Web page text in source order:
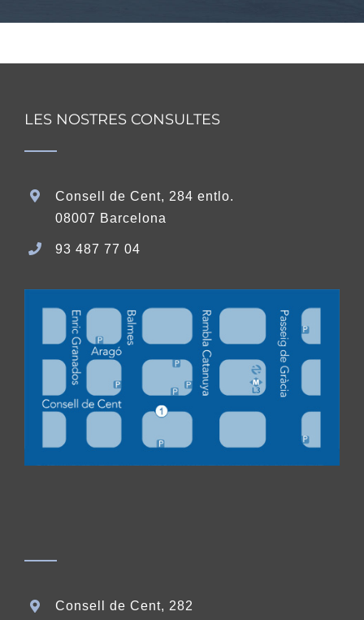
LES NOSTRES CONSULTES
Consell de Cent, 284 entlo.
08007 Barcelona
93 487 77 04
Consell de Cent, 282